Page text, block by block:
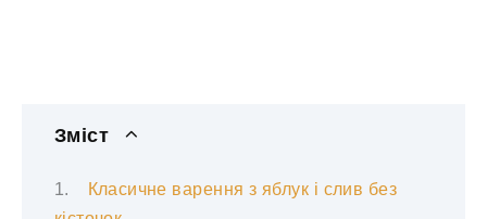
Зміст
Класичне варення з яблук і слив без